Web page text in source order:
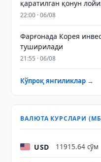
қаратилган қонун
22:00 · 06/08
Фарғонада Корея
туширилади
21:55 · 06/08
Кўпроқ янгиликлар →
ВАЛЮТА КУРСЛАРИ (МБ,
USD 11915.64 сўм